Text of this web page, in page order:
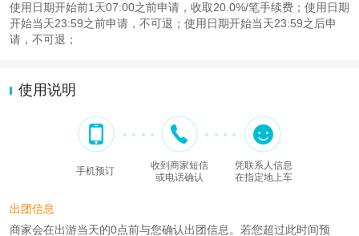
使用日期开始前1天07:00之前申请，收取20.0%/笔手续费；使用日期
开始当天23:59之前申请，不可退；使用日期开始当天23:59之后申
请，不可退；
使用说明
手机预订
收到商家短信
或电话确认
凭联系人信息
在指定地上车
出团信息
商家会在出游当天的0点前与您确认出团信息。若您超过此时间预